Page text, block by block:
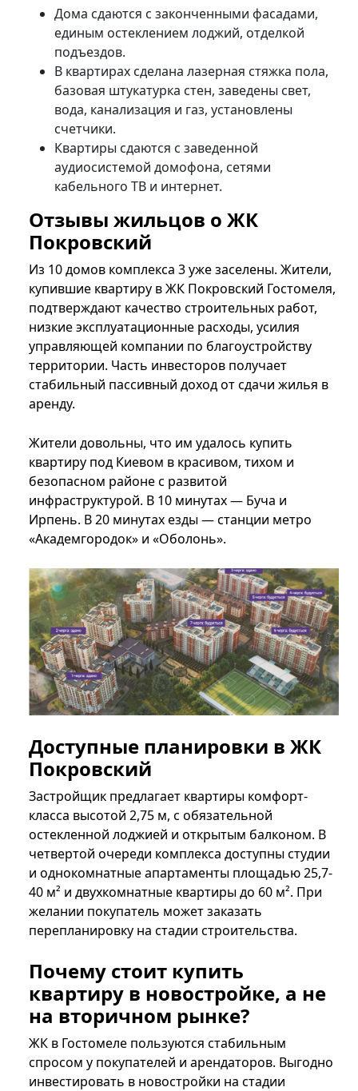
Дома сдаются с законченными фасадами,
единым остеклением лоджий, отделкой
подъездов.
В квартирах сделана лазерная стяжка пола,
базовая штукатурка стен, заведены свет,
вода, канализация и газ, установлены
счетчики.
Квартиры сдаются с заведенной
аудиосистемой домофона, сетями
кабельного ТВ и интернет.
Отзывы жильцов о ЖК
Покровский
Из 10 домов комплекса 3 уже заселены. Жители,
купившие квартиру в ЖК Покровский Гостомеля,
подтверждают качество строительных работ,
низкие эксплуатационные расходы, усилия
управляющей компании по благоустройству
территории. Часть инвесторов получает
стабильный пассивный доход от сдачи жилья в
аренду.
Жители довольны, что им удалось купить
квартиру под Киевом в красивом, тихом и
безопасном районе с развитой
инфраструктурой. В 10 минутах — Буча и
Ирпень. В 20 минутах езды — станции метро
«Академгородок» и «Оболонь».
Доступные планировки в ЖК
Покровский
Застройщик предлагает квартиры комфорт-
класса высотой 2,75 м, с обязательной
остекленной лоджией и открытым балконом. В
четвертой очереди комплекса доступны студии
и однокомнатные апартаменты площадью 25,7-
40 м² и двухкомнатные квартиры до 60 м². При
желании покупатель может заказать
перепланировку на стадии строительства.
Почему стоит купить
квартиру в новостройке, а не
на вторичном рынке?
ЖК в Гостомеле пользуются стабильным
спросом у покупателей и арендаторов. Выгодно
инвестировать в новостройки на стадии